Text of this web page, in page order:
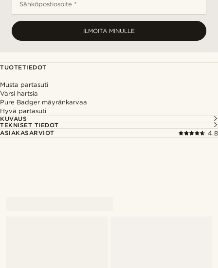
Sähköpostiosoite *
ILMOITA MINULLE
TUOTETIEDOT
Musta partasuti
Varsi hartsia
Pure Badger mäyränkarvaa
Hyvä partasuti
KUVAUS
TEKNISET TIEDOT
ASIAKASARVIOT
4.8